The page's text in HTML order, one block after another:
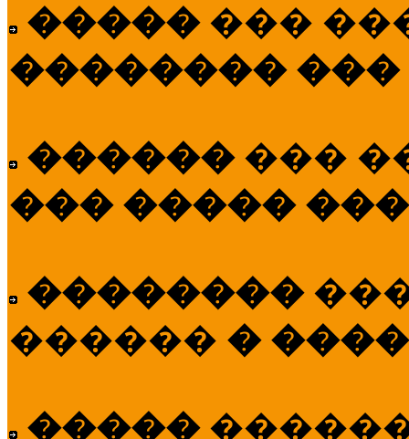
����� ���
�������� ���
������ ���
��� �����
��������
������ �
�����